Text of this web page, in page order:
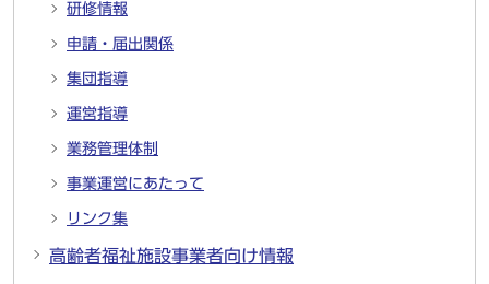
研修情報
申請・届出関係
集団指導
運営指導
業務管理体制
事業運営にあたって
リンク集
高齢者福祉施設事業者向け情報